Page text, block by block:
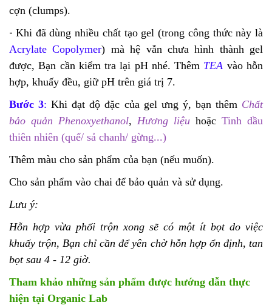
cợn (clumps).
-
Acrylate Copolymer) mà hệ vẫn chưa hình thành gel
được, Bạn cần kiểm tra lại pH nhé. Thêm TEA vào hỗn
hợp, khuấy đều, giữ pH trên giá trị 7.
Bước 3: Khi đạt độ đặc của gel ưng ý, bạn thêm Chất
bảo quản Phenoxyethanol, Hương liệu hoặc Tinh dầu
thiên nhiên (quế/ sả chanh/ gừng...)
Thêm màu cho sản phẩm của bạn (nếu muốn).
Cho sản phẩm vào chai để bảo quản và sử dụng.
Lưu ý:
Hỗn hợp vừa phối trộn xong sẽ có một ít bọt do việc
khuấy trộn, Bạn chỉ cần để yên chờ hỗn hợp ổn định, tan
bọt sau 4 - 12 giờ.
Tham khảo những sản phẩm được hướng dẫn thực
hiện tại Organic Lab